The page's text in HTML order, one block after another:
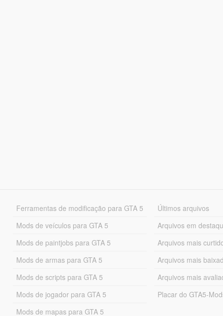
Ferramentas de modificação para GTA 5
Mods de veículos para GTA 5
Mods de paintjobs para GTA 5
Mods de armas para GTA 5
Mods de scripts para GTA 5
Mods de jogador para GTA 5
Mods de mapas para GTA 5
Últimos arquivos
Arquivos em
Arquivos mais
Arquivos mais
Arquivos mais
Placar do GTA5-